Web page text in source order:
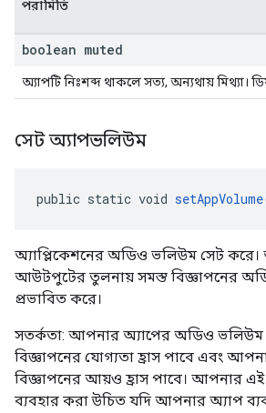
পরামিতি
boolean muted
অ্যাপটি নিঃশব্দ থাকলে সত্য, অন্যথায় মিথ্যা।
সেট অ্যাপভলিউম
public static void setAppVolume
অ্যাপ্লিকেশনের অডিও ভলিউম সেট
আউটপুটের তুলনায় সমস্ত বিজ্ঞাপনের
প্রভাবিত করে।
সতর্কতা: আপনার অ্যাপের অডিও ভলিউম
বিজ্ঞাপনের যোগ্যতা হ্রাস পাবে এবং
বিজ্ঞাপনের আয়ও হ্রাস পাবে। আপনার
ব্যবহার করা উচিত যদি আপনার অ্যাপ